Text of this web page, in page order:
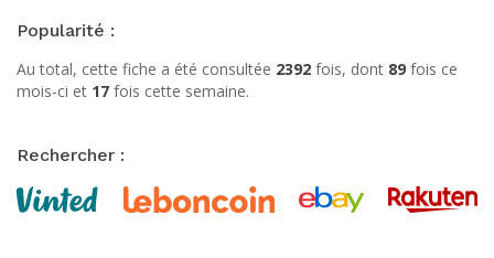
Popularité :
Au total, cette fiche a été consultée 2392 fois, dont 89 fois ce
mois-ci et 17 fois cette semaine.
Rechercher :